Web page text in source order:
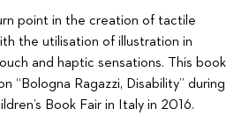
point in the creation of tactile
the utilisation of illustration in
and haptic sensations. This book
“Bologna Ragazzi, Disability” during
Book Fair in Italy in 2016.